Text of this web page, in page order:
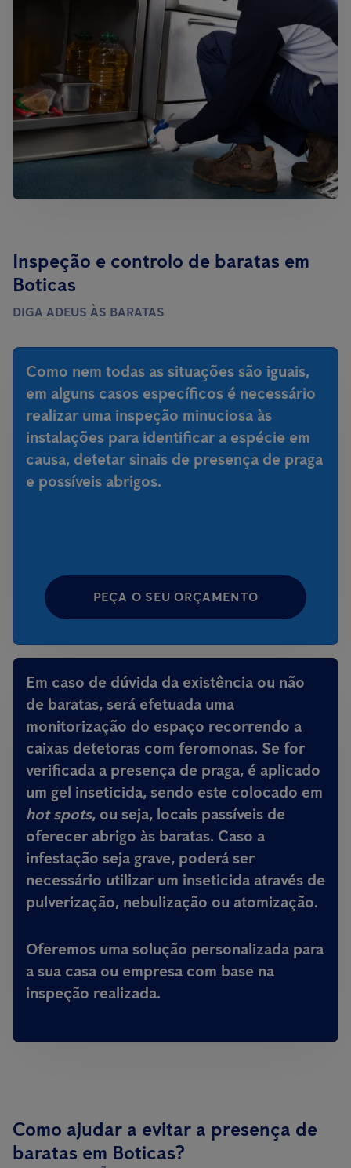
Inspeção e controlo de baratas em
Boticas
DIGA ADEUS ÀS BARATAS
Como nem todas as situações são iguais,
em alguns casos específicos é necessário
realizar uma inspeção minuciosa às
instalações para identificar a espécie em
causa, detetar sinais de presença de praga
e possíveis abrigos.
PEÇA O SEU ORÇAMENTO
Em caso de dúvida da existência ou não
de baratas, será efetuada uma
monitorização do espaço recorrendo a
caixas detetoras com feromonas. Se for
verificada a presença de praga, é aplicado
um gel inseticida, sendo este colocado em
hot spots, ou seja, locais passíveis de
oferecer abrigo às baratas. Caso a
infestação seja grave, poderá ser
necessário utilizar um inseticida através de
pulverização, nebulização ou atomização.
Oferemos uma solução personalizada para
a sua casa ou empresa com base na
inspeção realizada.
Como ajudar a evitar a presença de
baratas em Boticas?